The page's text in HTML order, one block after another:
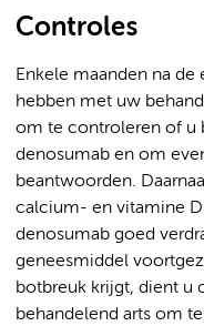
Controles
Enkele maanden na
hebben met uw
om te controleren of u
denosumab en om
beantwoorden.
calcium- en vitamine
denosumab goed
geneesmiddel
botbreuk krijgt, dient u
behandelend arts om